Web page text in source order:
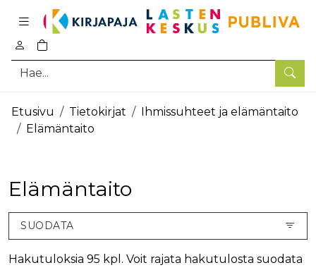
Hae
0
tuotetta ostoskorissa
Pääsisältö
Etusivu Tietokirjat
Ihmissuhteet ja elämäntaito
Elämäntaito
Elämäntaito
SUODATA
Hakutuloksia 95 kpl. Voit rajata hakutulosta suodata